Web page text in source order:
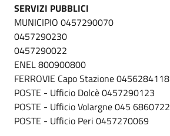
SERVIZI PUBBLICI
MUNICIPIO 0457290070
0457290230
0457290022
ENEL 800900800
FERROVIE Capo Stazione 0456284118
POSTE - Ufficio Dolcè 0457290123
POSTE - Ufficio Volargne 045 6860722
POSTE - Ufficio Peri 0457270069